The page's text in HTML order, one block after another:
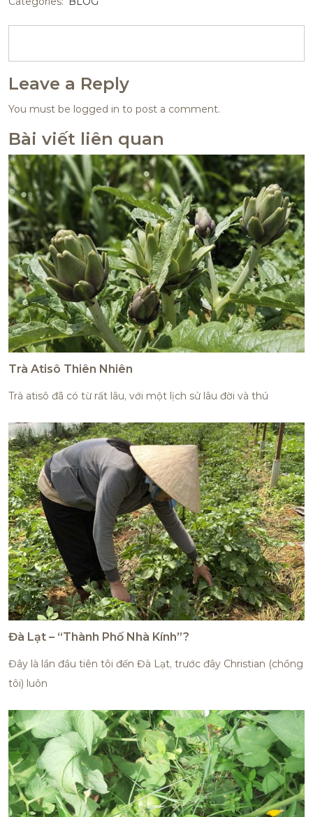
Leave a Reply
You must be logged in to post a comment.
Bài viết liên quan
Trà Atisô Thiên Nhiên
Trà atisô đã có từ rất lâu, với một lịch sử lâu đời và thú
Đà Lạt – “Thành Phố Nhà Kính”?
Đây là lần đầu tiên tôi đến Đà Lạt, trước đây Christian (chồng
tôi) luôn